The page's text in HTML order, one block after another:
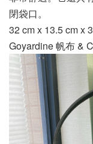
閉袋口。
32 cm x 13.5 cm x
Goyardine 帆布 &